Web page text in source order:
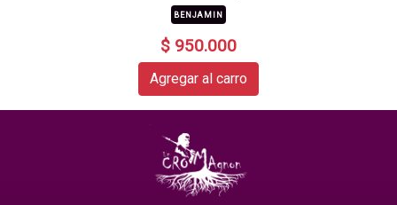
BENJAMIN
$ 950.000
Agregar al carro